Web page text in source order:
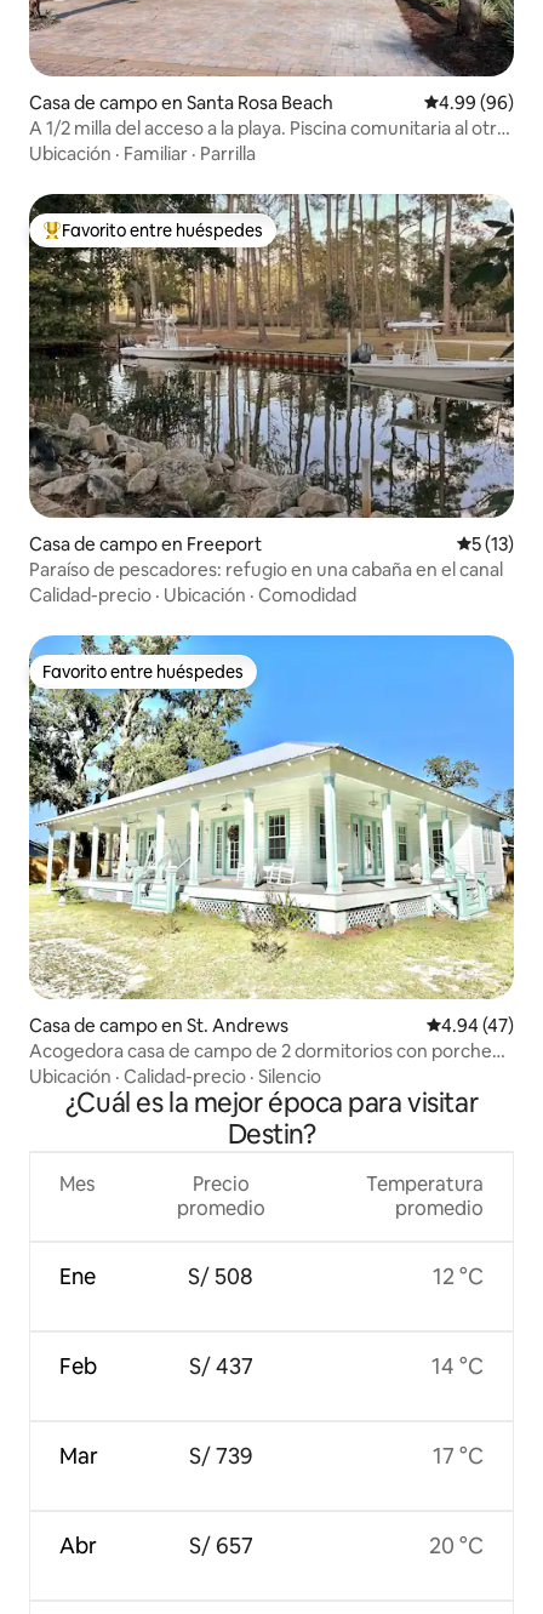
Casa de campo en Santa Rosa Beach Calificación
4.99 (96)
A 1/2 milla del acceso a la playa. Piscina comunitaria al otro
lado de la calle
Ubicación · Familiar · Parrilla
Favorito entre huéspedes preferido
Favorito entre huéspedes
Casa de campo en Freeport
5 (13)
Paraíso de pescadores: refugio en una cabaña en el canal
Calidad-precio · Ubicación · Comodidad
Favorito entre huéspedes
Favorito entre huéspedes
Casa de campo en St. Andrews Calificación
4.94 (47)
Acogedora casa de campo de 2 dormitorios con porche
soleado
Ubicación · Calidad-precio · Silencio
¿Cuál es la mejor época para visitar
Destin?
Mes
Ene
Feb
Mar
Abr
Precio
promedio
S/ 508
S/ 437
S/ 739
S/ 657
Temperatura
promedio
12 °C
14 °C
17 °C
20 °C